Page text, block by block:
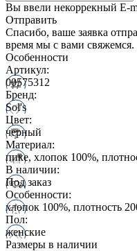
Вы ввели некоррекный E-
Отправить
Спасибо, ваше заявка
время мы с вами свяжемся.
Особенности
Артикул:
00575312
Бренд:
Sol's
Цвет:
черный
Материал:
пике, хлопок 100%,
В наличии:
Под заказ
Особенности:
хлопок 100%, плотность
Пол:
женские
Размеры в наличии